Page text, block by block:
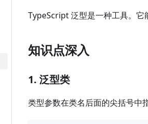
TypeScript 泛型是一种工具。它
知识点深入
1. 泛型类
类型参数在类名后面的尖括号中